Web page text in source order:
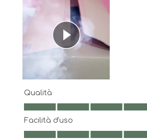
Qualità
Qualità, 5.0 su 5
Facilità d'uso
Facilità d'uso, 5.0 su 5